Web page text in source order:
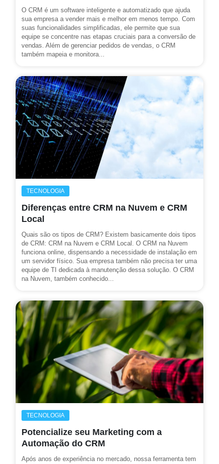
O CRM é um software inteligente e automatizado que ajuda
sua empresa a vender mais e melhor em menos tempo. Com
suas funcionalidades simplificadas, ele permite que sua
equipe se concentre nas etapas cruciais para a conversão de
vendas. Além de gerenciar pedidos de vendas, o CRM
também mapeia e monitora...
TECNOLOGIA
Diferenças entre CRM na Nuvem e CRM
Local
Quais são os tipos de CRM? Existem basicamente dois tipos
de CRM: CRM na Nuvem e CRM Local. O CRM na Nuvem
funciona online, dispensando a necessidade de instalação em
um servidor físico. Sua empresa também não precisa ter uma
equipe de TI dedicada à manutenção dessa solução. O CRM
na Nuvem, também conhecido...
TECNOLOGIA
Potencialize seu Marketing com a
Automação do CRM
Após anos de experiência no mercado, nossa ferramenta tem